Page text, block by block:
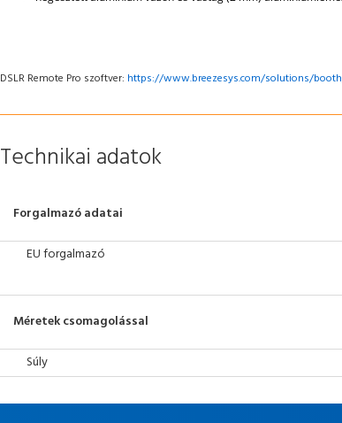
DSLR Remote Pro szoftver: https://www.breezesys.com/solutions/
Technikai adatok
Forgalmazó adatai
EU forgalmazó
Méretek csomagolással
Súly